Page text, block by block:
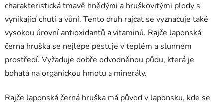
charakteristická tmavě hnědými a hruškovitými plody s
vynikající chutí a vůní. Tento druh rajčat se vyznačuje také
vysokou úrovní antioxidantů a vitaminů. Rajče Japonská
černá hruška se nejlépe pěstuje v teplém a slunném
prostředí. Vyžaduje dobře odvodněnou půdu, která je
bohatá na organickou hmotu a minerály.
Rajče Japonská černá hruška má původ v Japonsku, kde se